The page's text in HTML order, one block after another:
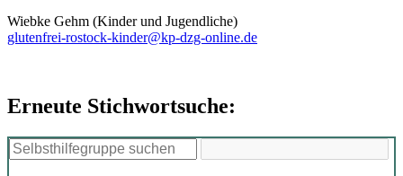
Wiebke Gehm (Kinder und Jugendliche)
glutenfrei-rostock-kinder@kp-dzg-online.de
Erneute Stichwortsuche: